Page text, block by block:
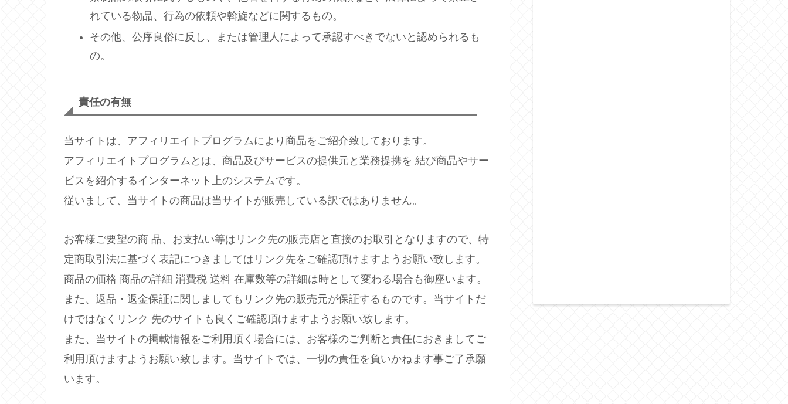
れている物品、行為の依頼や斡旋などに関するもの。
その他、公序良俗に反し、または管理人によって承認すべきでないと認められるも
の。
責任の有無
当サイトは、アフィリエイトプログラムにより商品をご紹介致しております。
アフィリエイトプログラムとは、商品及びサービスの提供元と業務提携を 結び商品やサー
ビスを紹介するインターネット上のシステムです。
従いまして、当サイトの商品は当サイトが販売している訳ではありません。
お客様ご要望の商 品、お支払い等はリンク先の販売店と直接のお取引となりますので、特
定商取引法に基づく表記につきましてはリンク先をご確認頂けますようお願い致します。
商品の価格 商品の詳細 消費税 送料 在庫数等の詳細は時として変わる場合も御座います。
また、返品・返金保証に関しましてもリンク先の販売元が保証するものです。当サイトだ
けではなくリンク 先のサイトも良くご確認頂けますようお願い致します。
また、当サイトの掲載情報をご利用頂く場合には、お客様のご判断と責任におきましてご
利用頂けますようお願い致します。当サイトでは、一切の責任を負いかねます事ご了承願
います。